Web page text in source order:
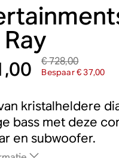
€ 728,00
Bespaar € 37,00
kristalheldere
bass met deze
en subwoofer.